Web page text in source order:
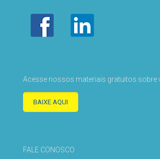
Acesse nossos materiais gratuitos sobre
BAIXE AQUI
FALE CONOSCO